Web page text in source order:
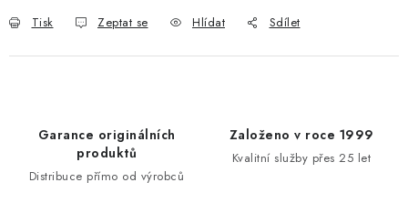
Tisk Zeptat se Hlídat Sdílet
Garance originálních
produktů
Distribuce přímo od výrobců
Založeno v roce 1999
Kvalitní služby přes 25 let